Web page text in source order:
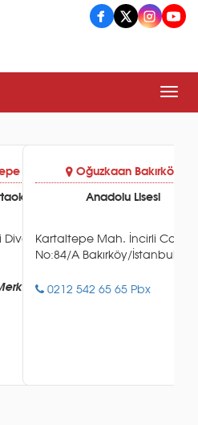
Oğuzkaan Bakırköy
Anadolu Lisesi
Kartaltepe Mah. İncirli Cad.
No:84/A Bakırköy/İstanbul
0212 542 65 65 Pbx